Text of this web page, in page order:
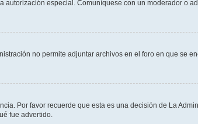
especial. Comuníquese con un moderador o
no permite adjuntar archivos en el foro en que se
Por favor recuerde que esta es una decisión de La
fue advertido.